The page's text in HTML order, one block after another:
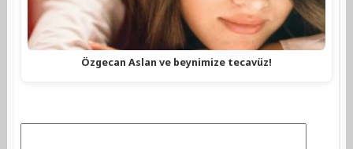
Özgecan Aslan ve beynimize tecavüz!